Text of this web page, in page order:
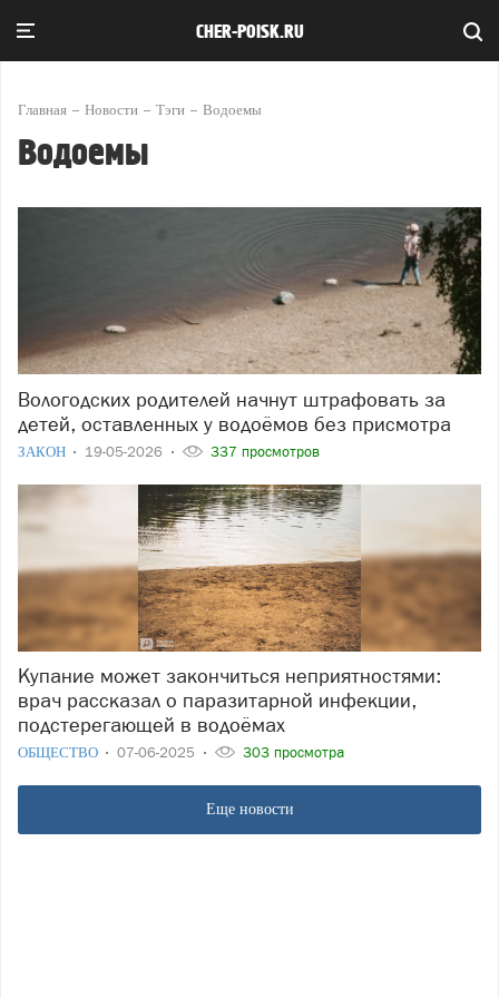
CHER-POISK.RU
Главная Новости Тэги Водоемы
Водоемы
Вологодских родителей начнут штрафовать за
детей, оставленных у водоёмов без присмотра
ЗАКОН 19-05-2026 337 просмотров
Купание может закончиться неприятностями:
врач рассказал о паразитарной инфекции,
подстерегающей в водоёмах
ОБЩЕСТВО 07-06-2025 303 просмотра
Еще новости